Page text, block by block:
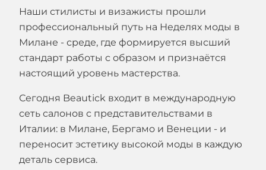
Наши стилисты и визажисты прошли
профессиональный путь на Неделях моды в
Милане - среде, где формируется высший
стандарт работы с образом и признаётся
настоящий уровень мастерства.
Сегодня Beautick входит в международную
сеть салонов с представительствами в
Италии: в Милане, Бергамо и Венеции - и
переносит эстетику высокой моды в каждую
деталь сервиса.